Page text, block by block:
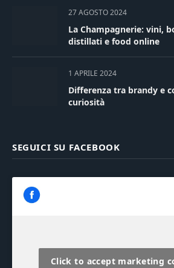
27 AGOSTO 2024
La Champagnerie: vini,
distillati e food online
1 APRILE 2024
Differenza tra brandy e
curiosità
SEGUICI SU FACEBOOK
Click to accept marketing